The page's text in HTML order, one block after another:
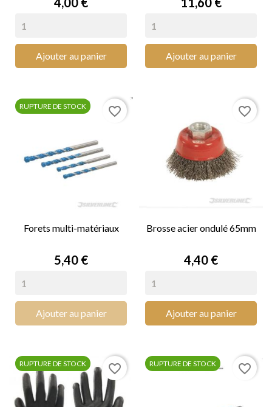
Ajouter au panier Ajouter au panier
Forets multi-matériaux
Prix
5,40 €
Ajouter au panier
RUPTURE DE STOCK favorite_border
Brosse acier ondulé 65mm
Prix
4,40 €
Ajouter au panier
favorite_border
RUPTURE DE STOCK favorite_border RUPTURE DE STOCK favorite_border